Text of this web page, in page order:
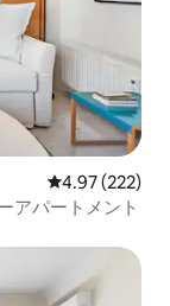
レビュー222
4.97 (222)
アパートメント